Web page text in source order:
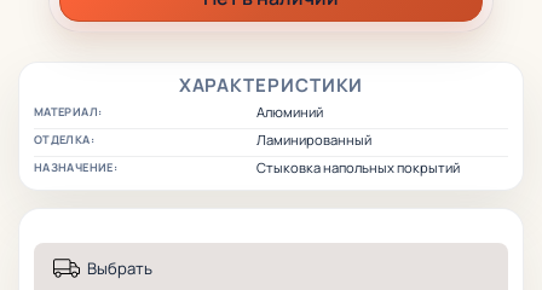
ХАРАКТЕРИСТИКИ
МАТЕРИАЛ: Алюминий
ОТДЕЛКА: Ламинированный
НАЗНАЧЕНИЕ: Стыковка напольных покрытий
Выбрать